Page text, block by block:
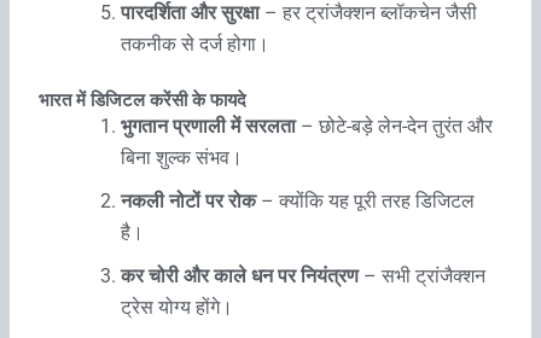
पारदर्शिता और सुरक्षा– हर ट्रांजैक्शन ब्लॉकचेन जैसी
तकनीक से दर्ज होगा।
भारत में डिजिटल करेंसी के फायदे
भुगतान प्रणाली में सरलता– छोटे-बड़े लेन-देन तुरंत और
बिना शुल्क संभव।
नकली नोटों पर रोक– क्योंकि यह पूरी तरह डिजिटल
है।
कर चोरी और काले धन पर नियंत्रण– सभी ट्रांजैक्शन
ट्रेस योग्य होंगे।